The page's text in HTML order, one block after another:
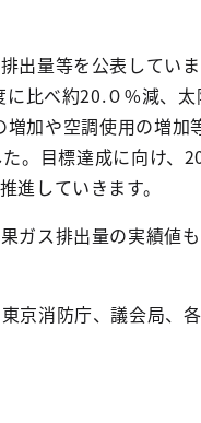
出量等を公表してい
比べ約20.０%減、
加や空調使用の増加
。目標達成に向け、
進していきます。
ガス排出量の実績値
消防庁、議会局、